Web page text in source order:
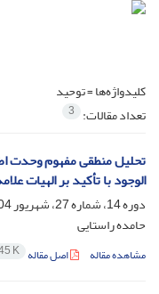
کلیدواژه‌ها =توحید
تعداد مقالات: 3
تحلیل منطقی مفهوم وحدت
الوجود با تأکید بر الهیات
دوره 14، شماره 27، شهریور 1404، صفحه
حامده راستایی
مشاهده مقاله اصل مقاله K